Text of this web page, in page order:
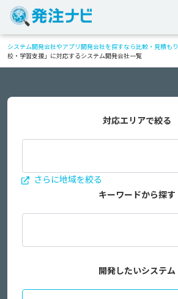
システム開発会社やアプリ開発会社を探すなら比較・見積もり
校・学習支援」に対応するシステム開発会社一覧
対応エリアで絞る
さらに地域を絞る
キーワードから探す
開発したいシステム